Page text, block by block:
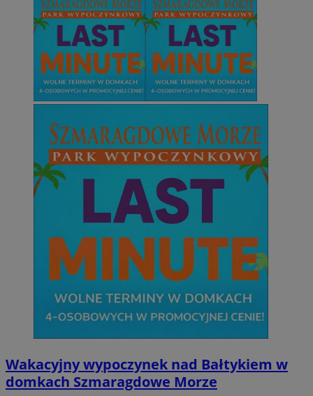
Wakacyjny wypoczynek nad Bałtykiem w
domkach Szmaragdowe Morze